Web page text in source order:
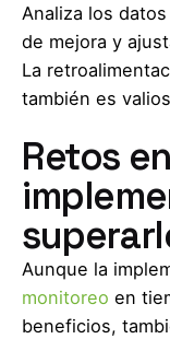
Analiza los
de mejora y
La
también es
Retos
Aunque la
monitoreo en
beneficios,